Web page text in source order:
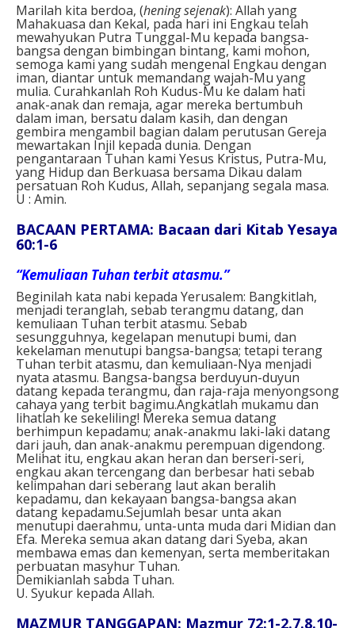
Marilah kita berdoa, (hening sejenak): Allah yang
Mahakuasa dan Kekal, pada hari ini Engkau telah
mewahyukan Putra Tunggal-Mu kepada bangsa-
bangsa dengan bimbingan bintang, kami mohon,
semoga kami yang sudah mengenal Engkau dengan
iman, diantar untuk memandang wajah-Mu yang
mulia. Curahkanlah Roh Kudus-Mu ke dalam hati
anak-anak dan remaja, agar mereka bertumbuh
dalam iman, bersatu dalam kasih, dan dengan
gembira mengambil bagian dalam perutusan Gereja
mewartakan Injil kepada dunia. Dengan
pengantaraan Tuhan kami Yesus Kristus, Putra-Mu,
yang Hidup dan Berkuasa bersama Dikau dalam
persatuan Roh Kudus, Allah, sepanjang segala masa.
U : Amin.
BACAAN PERTAMA: Bacaan dari Kitab Yesaya
60:1-6
“Kemuliaan Tuhan terbit atasmu.”
Beginilah kata nabi kepada Yerusalem: Bangkitlah,
menjadi teranglah, sebab terangmu datang, dan
kemuliaan Tuhan terbit atasmu. Sebab
sesungguhnya, kegelapan menutupi bumi, dan
kekelaman menutupi bangsa-bangsa; tetapi terang
Tuhan terbit atasmu, dan kemuliaan-Nya menjadi
nyata atasmu. Bangsa-bangsa berduyun-duyun
datang kepada terangmu, dan raja-raja menyongsong
cahaya yang terbit bagimu.Angkatlah mukamu dan
lihatlah ke sekeliling! Mereka semua datang
berhimpun kepadamu; anak-anakmu laki-laki datang
dari jauh, dan anak-anakmu perempuan digendong.
Melihat itu, engkau akan heran dan berseri-seri,
engkau akan tercengang dan berbesar hati sebab
kelimpahan dari seberang laut akan beralih
kepadamu, dan kekayaan bangsa-bangsa akan
datang kepadamu.Sejumlah besar unta akan
menutupi daerahmu, unta-unta muda dari Midian dan
Efa. Mereka semua akan datang dari Syeba, akan
membawa emas dan kemenyan, serta memberitakan
perbuatan masyhur Tuhan.
Demikianlah sabda Tuhan.
U. Syukur kepada Allah.
MAZMUR TANGGAPAN: Mazmur 72:1-2.7.8.10-